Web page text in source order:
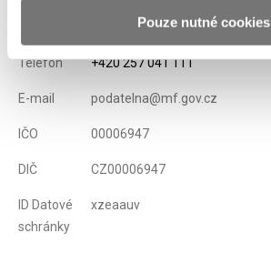
Pouze nutné cookies
Letenská 15, 118 10 Praha
Telefon +420 257 041 111
E-mail podatelna@mf.gov.cz
IČO 00006947
DIČ CZ00006947
ID Datové
schránky
xzeaauv